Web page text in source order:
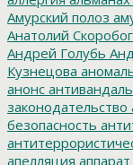
Амурский полоз
Анатолий
Андрей Голубь
Кузнецова
анонс
законодательство
безопасность
апелляция